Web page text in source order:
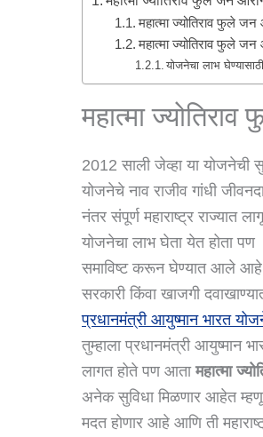
महात्मा ज्योतिराव फुले
महात्मा ज्योतिराव फुले
योजनेचा लाभ
महात्मा
2012 साली जेव्हा या योजनेची
योजनेचे नाव राजीव गांधी
नंतर संपूर्ण महाराष्ट्र राज्यात
योजनेचा लाभ घेता येत होता पण
समाविष्ट करून घेण्यात आले आहे.
सरकारी किंवा खाजगी
प्रधानमंत्री आयुष्मान भारत
तुम्हाला प्रधानमंत्री आयुष्मान
लागत होते पण आतामहात्मा
अनेक सुविधा मिळणार आहेत
मदत होणार आहे आणि ती